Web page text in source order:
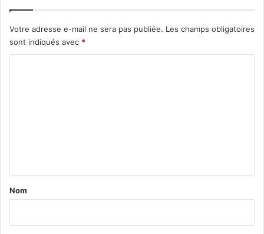
Votre adresse e-mail ne sera pas publiée. Les champs obligatoires
sont indiqués avec *
a
Nom